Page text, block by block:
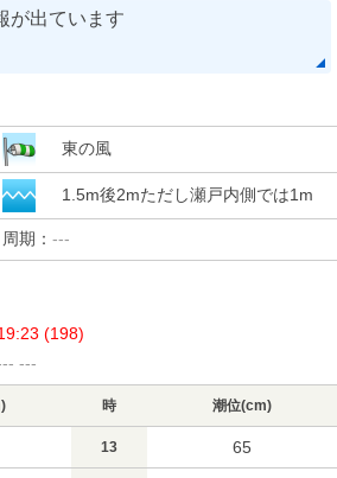
が出ています
東の風
1.5m後2mただし瀬戸内側では1m
周期： ---
(198)
---
時 潮位(cm)
13 65